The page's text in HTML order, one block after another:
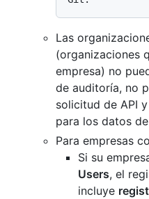
Las
(organizaciones
empresa) no
de auditoría, no
solicitud de API
para los datos
Para empresas
Si su
Users, el
incluye